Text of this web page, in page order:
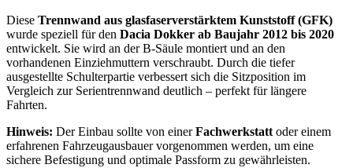
Diese Trennwand aus glasfaserverstärktem Kunststoff (GFK)
wurde speziell für den Dacia Dokker ab Baujahr 2012 bis 2020
entwickelt. Sie wird an der B-Säule montiert und an den
vorhandenen Einziehmuttern verschraubt. Durch die tiefer
ausgestellte Schulterpartie verbessert sich die Sitzposition im
Vergleich zur Serientrennwand deutlich – perfekt für längere
Fahrten.
Hinweis: Der Einbau sollte von einerFachwerkstatt oder einem
erfahrenen Fahrzeugausbauer vorgenommen werden, um eine
sichere Befestigung und optimale Passform zu gewährleisten.